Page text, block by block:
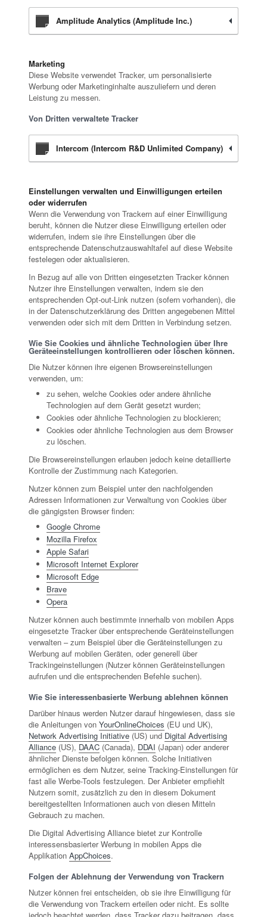
Amplitude Analytics (Amplitude Inc.)
Marketing
Diese Website verwendet Tracker, um personalisierte
Werbung oder Marketinginhalte auszuliefern und deren
Leistung zu messen.
Von Dritten verwaltete Tracker
Intercom (Intercom R&D Unlimited Company)
Einstellungen verwalten und Einwilligungen erteilen
oder widerrufen
Wenn die Verwendung von Trackern auf einer Einwilligung
beruht, können die Nutzer diese Einwilligung erteilen oder
widerrufen, indem sie ihre Einstellungen über die
entsprechende Datenschutzauswahltafel auf diese Website
festelegen oder aktualisieren.
In Bezug auf alle von Dritten eingesetzten Tracker können
Nutzer ihre Einstellungen verwalten, indem sie den
entsprechenden Opt-out-Link nutzen (sofern vorhanden), die
in der Datenschutzerklärung des Dritten angegebenen Mittel
verwenden oder sich mit dem Dritten in Verbindung setzen.
Wie Sie Cookies und ähnliche Technologien über Ihre
Geräteeinstellungen kontrollieren oder löschen können.
Die Nutzer können ihre eigenen Browsereinstellungen
verwenden, um:
zu sehen, welche Cookies oder andere ähnliche
Technologien auf dem Gerät gesetzt wurden;
Cookies oder ähnliche Technologien zu blockieren;
Cookies oder ähnliche Technologien aus dem Browser
zu löschen.
Die Browsereinstellungen erlauben jedoch keine detaillierte
Kontrolle der Zustimmung nach Kategorien.
Nutzer können zum Beispiel unter den nachfolgenden
Adressen Informationen zur Verwaltung von Cookies über
die gängigsten Browser finden:
Google Chrome
Mozilla Firefox
Apple Safari
Microsoft Internet Explorer
Microsoft Edge
Brave
Opera
Nutzer können auch bestimmte innerhalb von mobilen Apps
eingesetzte Tracker über entsprechende Geräteinstellungen
verwalten – zum Beispiel über die Geräteinstellungen zu
Werbung auf mobilen Geräten, oder generell über
Trackingeinstellungen (Nutzer können Geräteinstellungen
aufrufen und die entsprechenden Befehle suchen).
Wie Sie interessenbasierte Werbung ablehnen können
Darüber hinaus werden Nutzer darauf hingewiesen, dass sie
die Anleitungen von YourOnlineChoices (EU und UK),
Network Advertising Initiative (US) und Digital Advertising
Alliance (US), DAAC (Canada), DDAI (Japan) oder anderer
ähnlicher Dienste befolgen können. Solche Initiativen
ermöglichen es dem Nutzer, seine Tracking-Einstellungen für
fast alle Werbe-Tools festzulegen. Der Anbieter empfiehlt
Nutzern somit, zusätzlich zu den in diesem Dokument
bereitgestellten Informationen auch von diesen Mitteln
Gebrauch zu machen.
Die Digital Advertising Alliance bietet zur Kontrolle
interessensbasierter Werbung in mobilen Apps die
Applikation AppChoices.
Folgen der Ablehnung der Verwendung von Trackern
Nutzer können frei entscheiden, ob sie ihre Einwilligung für
die Verwendung von Trackern erteilen oder nicht. Es sollte